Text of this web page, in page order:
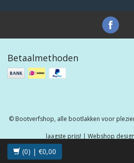
Betaalmethoden
© Bootverfshop, alle bootlakken voor
laagste prijs! | Webshop
(0) | €0,00